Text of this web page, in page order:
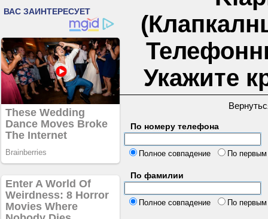
Укажите
По номеру телефона
Полное совпадение
По
По фамилии
Полное совпадение По